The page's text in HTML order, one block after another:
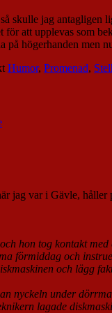
skulle jag antagligen
för att upplevas som
på högerhanden men
Humor, Promenad,
jag var i Gävle,
hon tog kontakt
förmiddag och
och lägg
nyckeln under
lagade